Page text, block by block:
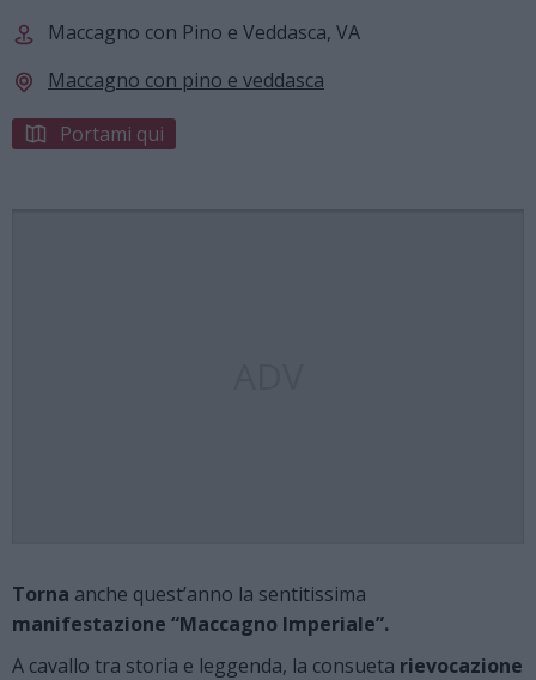
Maccagno con Pino e Veddasca, VA
Maccagno con pino e veddasca
Portami qui
Torna anche quest’anno la sentitissima
manifestazione “Maccagno Imperiale”.
A cavallo tra storia e leggenda, la consueta rievocazione